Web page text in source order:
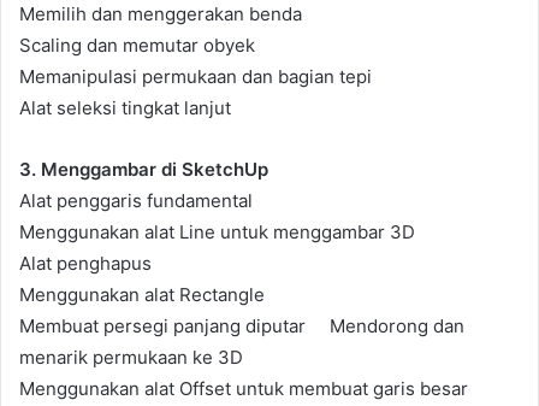
Memilih dan menggerakan benda
Scaling dan memutar obyek
Memanipulasi permukaan dan bagian tepi
Alat seleksi tingkat lanjut
3. Menggambar di SketchUp
Alat penggaris fundamental
Menggunakan alat Line untuk menggambar 3D
Alat penghapus
Menggunakan alat Rectangle
Membuat persegi panjang diputar Mendorong dan
menarik permukaan ke 3D
Menggunakan alat Offset untuk membuat garis besar